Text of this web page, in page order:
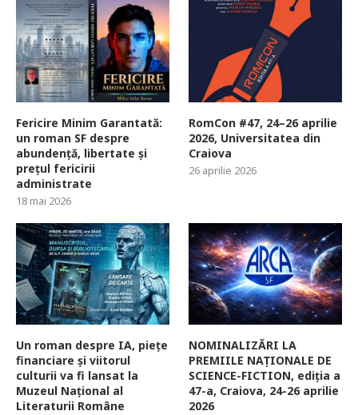
Fericire Minim Garantată:
un roman SF despre
abundență, libertate și
prețul fericirii
administrate
18 mai 2026
RomCon #47, 24–26 aprilie
2026, Universitatea din
Craiova
26 aprilie 2026
Un roman despre IA, piețe
financiare și viitorul
culturii va fi lansat la
Muzeul Național al
Literaturii Române
NOMINALIZĂRI LA
PREMIILE NAȚIONALE DE
SCIENCE-FICTION, ediția a
47-a, Craiova, 24-26 aprilie
2026